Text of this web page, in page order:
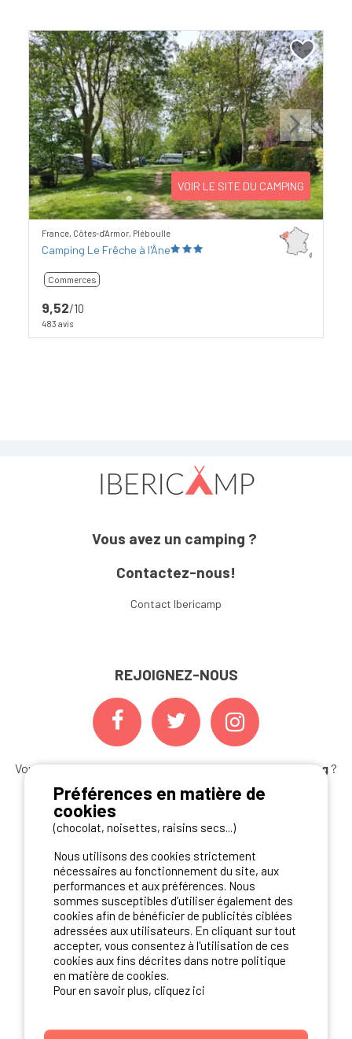
Previous Next
VOIR LE SITE DU CAMPING
France, Côtes-d'Armor, Pléboulle
Camping Le Frêche à l'Âne
Commerces
9,52/10
483 avis
Vous avez un camping ?
Contactez-nous!
Contact Ibericamp
REJOIGNEZ-NOUS
Vous souhaitez bénéficier desmeilleures offres camping ?
Abonnez-vous à la newsletter dès aujourd'hui
NOS PARTENAIRES
Préférences en matière de
cookies
(chocolat, noisettes, raisins secs...)
Nous utilisons des cookies strictement
nécessaires au fonctionnement du site, aux
performances et aux préférences. Nous
sommes susceptibles d’utiliser également des
cookies afin de bénéficier de publicités ciblées
adressées aux utilisateurs. En cliquant sur tout
accepter, vous consentez à l'utilisation de ces
cookies aux fins décrites dans notre politique
en matière de cookies.
Pour en savoir plus, cliquez ici